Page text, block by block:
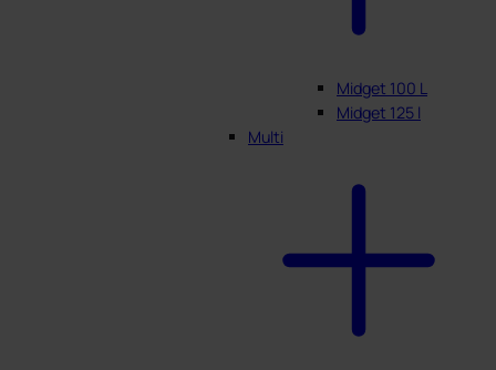
Midget 100 L
Midget 125 l
Multi